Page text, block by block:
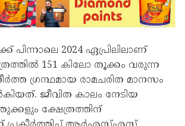
പിന്നാലെ 2024 ഏപ്രിലിലാണ്
151 കിലോ തൂക്കം വരുന്ന
ഗ്രന്ഥമായ രാമചരിത മാനസം
ജീവിത കാലം നേടിയ
ക്ഷേത്രത്തിന്